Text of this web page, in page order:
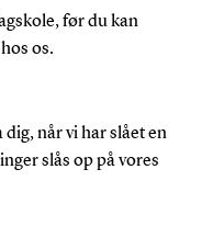
før du kan
os.
når vi har slået en
slås op på vores